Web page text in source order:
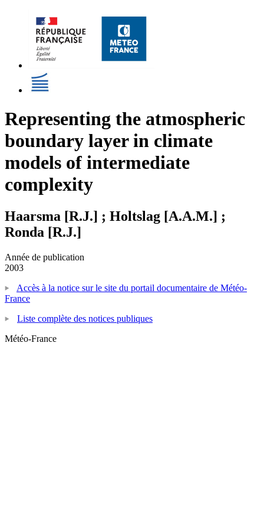
Representing the atmospheric
boundary layer in climate
models of intermediate
complexity
Haarsma [R.J.] ; Holtslag [A.A.M.] ;
Ronda [R.J.]
Année de publication
2003
Accès à la notice sur le site du portail documentaire de Météo-
France
Liste complète des notices publiques
Météo-France